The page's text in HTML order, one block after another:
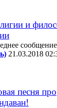
и
21.03.2018
песня про